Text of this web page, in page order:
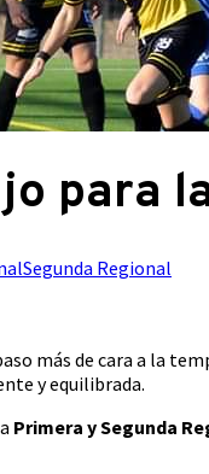
para
Segunda Regional
más de cara a la
y equilibrada.
Primera y Segunda